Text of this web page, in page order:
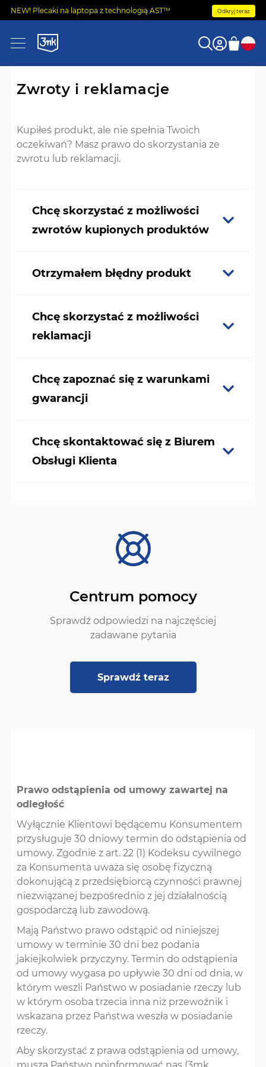
NEW! Plecaki na laptopa z technologią AST™ Odkryj teraz
Zwroty i reklamacje
Kupiłeś produkt, ale nie spełnia Twoich
oczekiwań? Masz prawo do skorzystania ze
zwrotu lub reklamacji.
Chcę skorzystać z możliwości
zwrotów kupionych produktów
Otrzymałem błędny produkt
Chcę skorzystać z możliwości
reklamacji
Chcę zapoznać się z warunkami
gwarancji
Chcę skontaktować się z Biurem
Obsługi Klienta
Centrum pomocy
Sprawdź odpowiedzi na najczęściej
zadawane pytania
Sprawdź teraz
Prawo odstąpienia od umowy zawartej na
odległość
Wyłącznie Klientowi będącemu Konsumentem
przysługuje 30 dniowy termin do odstąpienia od
umowy. Zgodnie z art. 22 (1) Kodeksu cywilnego
za Konsumenta uważa się osobę fizyczną
dokonującą z przedsiębiorcą czynności prawnej
niezwiązanej bezpośrednio z jej działalnością
gospodarczą lub zawodową.
Mają Państwo prawo odstąpić od niniejszej
umowy w terminie 30 dni bez podania
jakiejkolwiek przyczyny. Termin do odstąpienia
od umowy wygasa po upływie 30 dni od dnia, w
którym weszli Państwo w posiadanie rzeczy lub
w którym osoba trzecia inna niż przewoźnik i
wskazana przez Państwa weszła w posiadanie
rzeczy.
Aby skorzystać z prawa odstąpienia od umowy,